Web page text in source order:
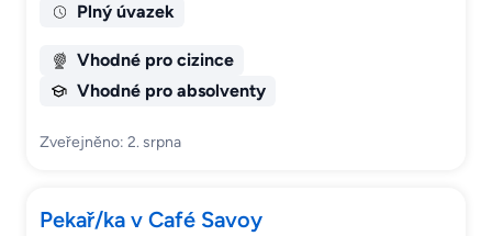
Plný úvazek
Vhodné pro cizince
Vhodné pro absolventy
Zveřejněno: 2. srpna
Pekař/ka v Café Savoy